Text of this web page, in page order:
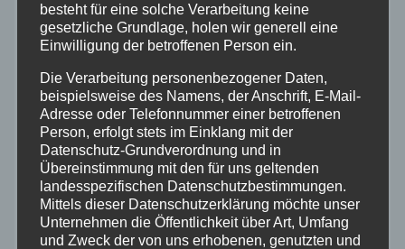
Polizei
Rettungsdienst
Rhein-Lahn
THW
Veranstaltungen
besteht für eine solche Verarbeitung keine
gesetzliche Grundlage, holen wir generell eine
Einwilligung der betroffenen Person ein.
Die Verarbeitung personenbezogener Daten,
beispielsweise des Namens, der Anschrift, E-Mail-
Adresse oder Telefonnummer einer betroffenen
Person, erfolgt stets im Einklang mit der
Datenschutz-Grundverordnung und in
Übereinstimmung mit den für uns geltenden
landesspezifischen Datenschutzbestimmungen.
Mittels dieser Datenschutzerklärung möchte unser
Unternehmen die Öffentlichkeit über Art, Umfang
und Zweck der von uns erhobenen, genutzten und